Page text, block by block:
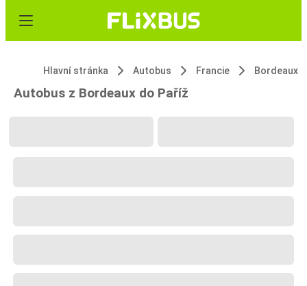
Hlavní stránka Autobus Francie Bordeaux
Autobus z Bordeaux do Paříž